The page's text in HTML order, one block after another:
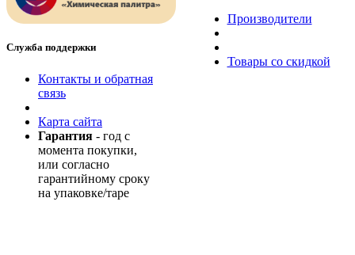
Служба поддержки
Контакты и обратная
связь
Карта сайта
Гарантия - год с
момента покупки,
или согласно
гарантийному сроку
на упаковке/таре
Производители
Товары со скидкой